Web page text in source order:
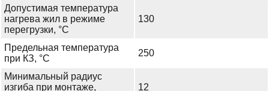
Допустимая температура
нагрева жил в режиме
перегрузки, °С
130
Предельная температура
при КЗ, °С
250
Минимальный радиус
изгиба при монтаже,
12